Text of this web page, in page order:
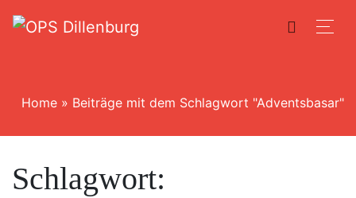
Home » Beiträge mit dem Schlagwort "Adventsbasar"
Schlagwort: